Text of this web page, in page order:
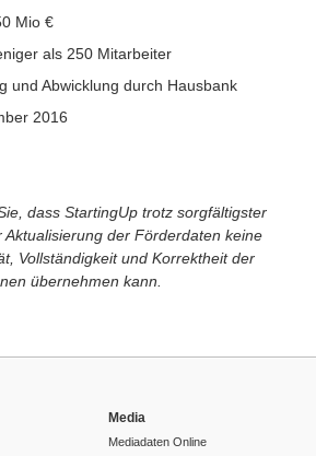
Mio €
als 250 Mitarbeiter
und Abwicklung durch Hausbank
2016
dass StartingUp trotz sorgfältigster
der Förderdaten keine
Vollständigkeit und Korrektheit der
übernehmen kann.
Media
Mediadaten Online